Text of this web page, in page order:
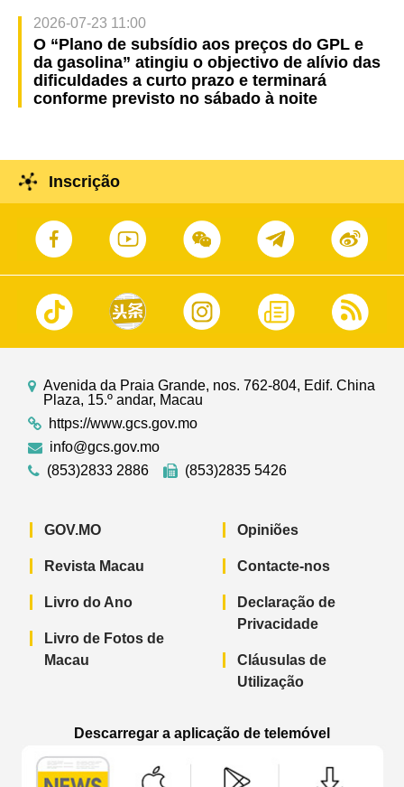
2026-07-23 11:00
O “Plano de subsídio aos preços do GPL e
da gasolina” atingiu o objectivo de alívio das
dificuldades a curto prazo e terminará
conforme previsto no sábado à noite
Inscrição
Avenida da Praia Grande, nos. 762-804, Edif. China
Plaza, 15.º andar, Macau
https://www.gcs.gov.mo
info@gcs.gov.mo
(853)2833 2886
(853)2835 5426
GOV.MO
Revista Macau
Livro do Ano
Livro de Fotos de
Macau
Opiniões
Contacte-nos
Declaração de
Privacidade
Cláusulas de
Utilização
Descarregar a aplicação de telemóvel